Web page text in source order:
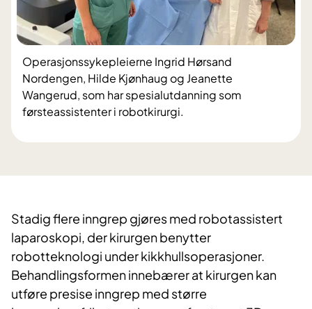
​Operasjonssykepleierne Ingrid Hørsand
Nordengen, Hilde Kjønhaug og Jeanette
Wangerud, som har spesialutdanning som
førsteassistenter i robotkirurgi.
Stadig flere inngrep gjøres med robotassistert
laparoskopi, der kirurgen benytter
robotteknologi under kikkhullsoperasjoner.
Behandlingsformen innebærer at kirurgen kan
utføre presise inngrep med større